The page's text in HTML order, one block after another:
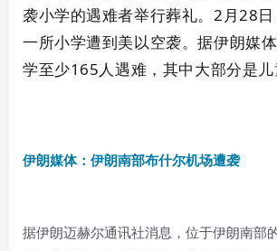
袭小学的遇难者举行葬礼。2月28
一所小学遭到美以空袭。据伊朗媒
学至少165人遇难，其中大部分是儿
伊朗媒体：伊朗南部布什尔机场遭袭
据伊朗迈赫尔通讯社消息，位于伊朗南部